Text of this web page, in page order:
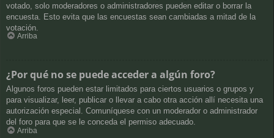
votado, solo moderadores o administradores pueden editar o borrar la
encuesta. Esto evita que las encuestas sean cambiadas a mitad de la
votación.
Arriba
¿Por qué no se puede acceder a algún foro?
Algunos foros pueden estar limitados para ciertos usuarios o grupos y
para visualizar, leer, publicar o llevar a cabo otra acción allí necesita una
autorización especial. Comuníquese con un moderador o administrador
del foro para que se le conceda el permiso adecuado.
Arriba